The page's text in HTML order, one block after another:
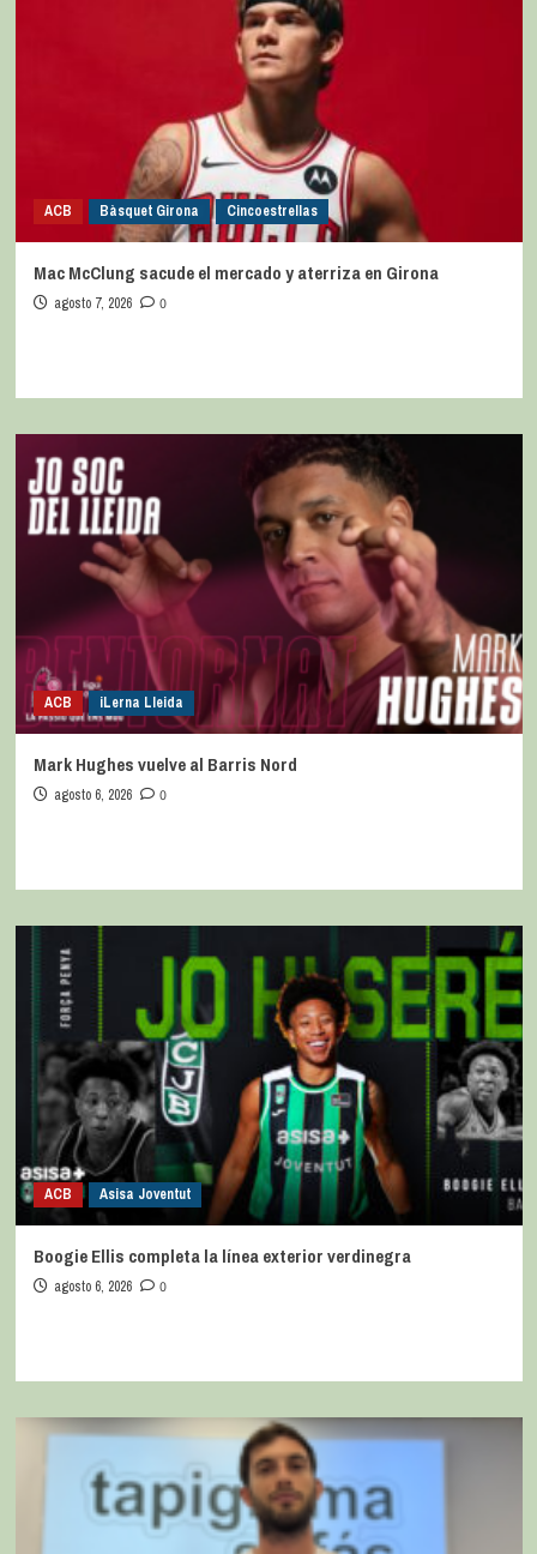
ACB Bàsquet Girona Cincoestrellas
Mac McClung sacude el mercado y aterriza en Girona
agosto 7, 2026 0
ACB iLerna Lleida
Mark Hughes vuelve al Barris Nord
agosto 6, 2026 0
ACB Asisa Joventut
Boogie Ellis completa la línea exterior verdinegra
agosto 6, 2026 0